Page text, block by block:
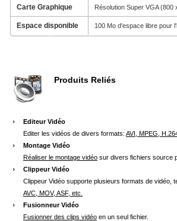
Carte Graphique Résolution Super VGA
Espace disponible 100 Mo d'espace libre pour
Produits Reliés
Editeur Vidéo
Editer les vidéos de divers formats: AVI, MPEG,
Montage Vidéo
Réaliser le montage vidéo sur divers fichiers source
Clippeur Vidéo
Clippeur Vidéo supporte plusieurs formats de vidéo,
AVC, MOV, ASF, etc.
Fusionneur Vidéo
Fusionner des clips vidéo en un seul fichier.